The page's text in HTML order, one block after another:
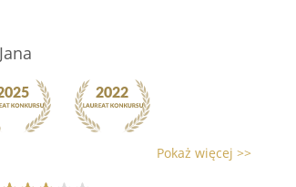
Pokaż więcej >>